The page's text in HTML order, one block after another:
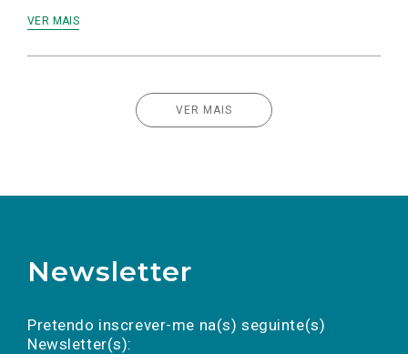
VER MAIS
VER MAIS
Newsletter
Pretendo inscrever-me na(s) seguinte(s)
Newsletter(s):
a(s) newsletter(s).
mail